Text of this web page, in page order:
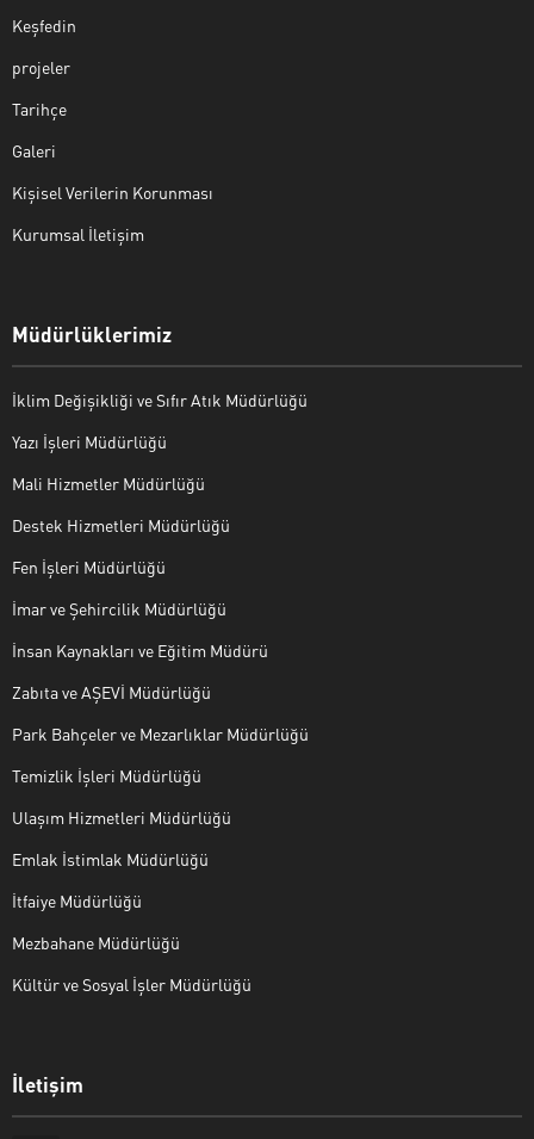
Keşfedin
projeler
Tarihçe
Galeri
Kişisel Verilerin Korunması
Kurumsal İletişim
Müdürlüklerimiz
İklim Değişikliği ve Sıfır Atık Müdürlüğü
Yazı İşleri Müdürlüğü
Mali Hizmetler Müdürlüğü
Destek Hizmetleri Müdürlüğü
Fen İşleri Müdürlüğü
İmar ve Şehircilik Müdürlüğü
İnsan Kaynakları ve Eğitim Müdürü
Zabıta ve AŞEVİ Müdürlüğü
Park Bahçeler ve Mezarlıklar Müdürlüğü
Temizlik İşleri Müdürlüğü
Ulaşım Hizmetleri Müdürlüğü
Emlak İstimlak Müdürlüğü
İtfaiye Müdürlüğü
Mezbahane Müdürlüğü
Kültür ve Sosyal İşler Müdürlüğü
İletişim